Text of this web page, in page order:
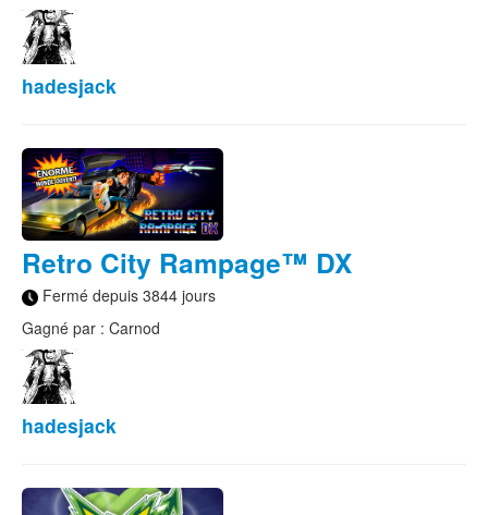
hadesjack
Retro City Rampage™ DX
Fermé depuis 3844 jours
Gagné par : Carnod
hadesjack